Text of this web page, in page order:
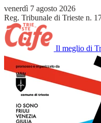
venerdì 7 agosto 2026
Reg. Tribunale di Trieste n.
Il meglio di